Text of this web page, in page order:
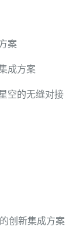
案
成方案
空的无缝对接
创新集成方案